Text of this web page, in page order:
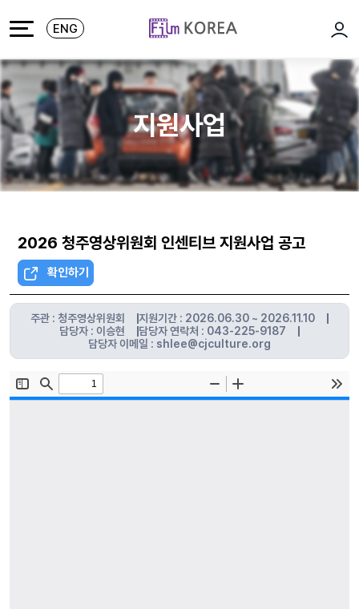
ENG
로
지원사업
2026 청주영상위원회 인센티브 지원사업 공고
확인하기
주관 : 청주영상위원회
지원기간 : 2026.06.30 ~ 2026.11.10
담당자 : 이승현
담당자 연락처 : 043-225-9187
담당자 이메일 : shlee@cjculture.org